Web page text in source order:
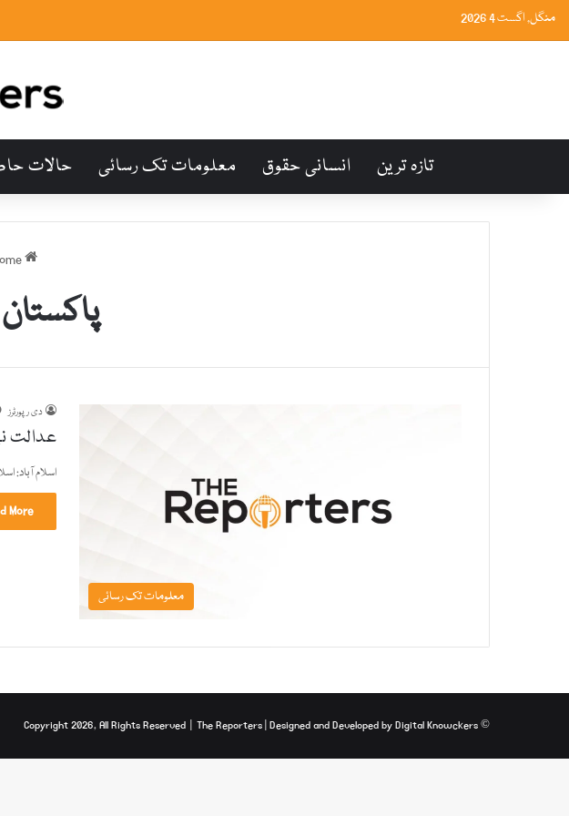
منگل, اگست 4 2026
تازہ ترین انسانی حقوق معلومات تک رسائی حالات
Home
معلومات تک رسائی
دی رپورٹرز
عدالت
اسلام آباد:
More »
© Copyright 2026, All Rights Reserved |
The Reporters | Designed and Developed byDigital Knowckers